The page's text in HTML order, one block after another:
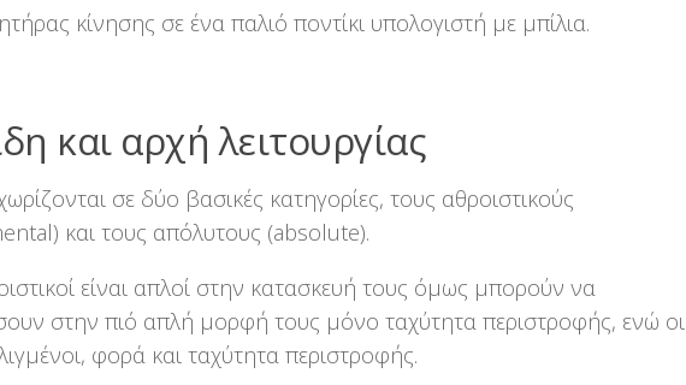
κίνησης σε ένα παλιό ποντίκι υπολογιστή με μπίλια.
και αρχή λειτουργίας
σε δύο βασικές κατηγορίες, τους αθροιστικούς
και τους απόλυτους (absolute).
είναι απλοί στην κατασκευή τους όμως μπορούν να
στην πιό απλή μορφή τους μόνο ταχύτητα περιστροφής, ενώ οι
φορά και ταχύτητα περιστροφής.